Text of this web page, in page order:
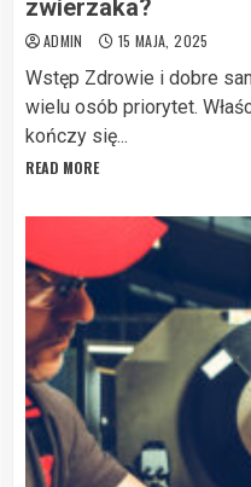
zwierzaka?
ADMIN 15 MAJA, 2025
Wstęp Zdrowie i dobre
wielu osób priorytet.
kończy się...
READ MORE